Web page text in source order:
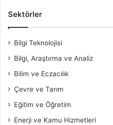
Sektörler
Bilgi Teknolojisi
Bilgi, Araştırma ve Analiz
Bilim ve Eczacılık
Çevre ve Tarım
Eğitim ve Öğretim
Enerji ve Kamu Hizmetleri